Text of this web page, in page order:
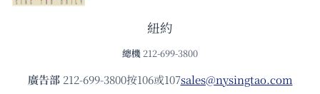
紐約
總機 212-699-3800
廣告部212-699-3800按106或107sales@nysingtao.com